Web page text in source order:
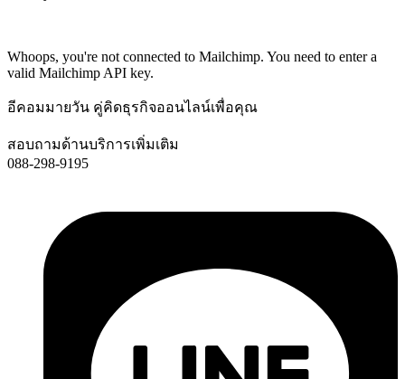
Whoops, you're not connected to Mailchimp. You need to enter a
valid Mailchimp API key.
อีคอมมายวัน คู่คิดธุรกิจออนไลน์เพื่อคุณ
สอบถามด้านบริการเพิ่มเติม
088-298-9195